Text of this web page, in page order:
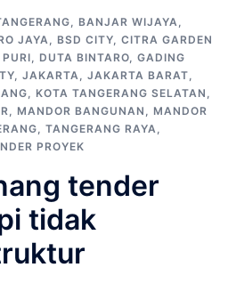
, BANJAR WIJAYA,
JAYA, BSD CITY, CITRA GARDEN
, DUTA BINTARO, GADING
, JAKARTA, JAKARTA BARAT,
, KOTA TANGERANG SELATAN ,
, MANDOR BANGUNAN , MANDOR
, TANGERANG RAYA,
PROYEK
tender
tidak